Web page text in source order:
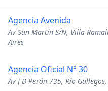
Agencia Avenida
Av San Martín S/N, Villa
Aires
Agencia Oficial N° 30
Av J D Perón 735, Río